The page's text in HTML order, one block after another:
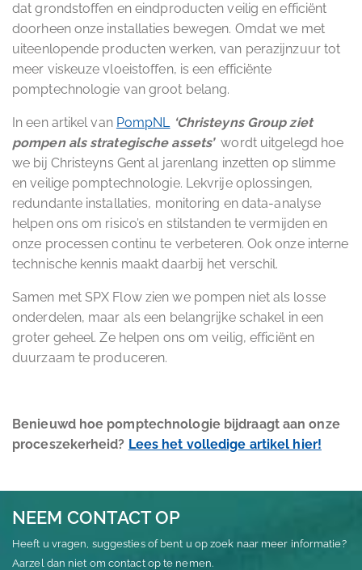
dat grondstoffen en eindproducten veilig en efficiënt
doorheen onze installaties bewegen. Omdat we met
uiteenlopende producten werken, van perazijnzuur tot
meer viskeuze vloeistoffen, is een efficiënte
pomptechnologie van groot belang.
In een artikel van PompNL ‘Christeyns Group ziet
pompen als strategische assets’wordt uitgelegd hoe
we bij Christeyns Gent al jarenlang inzetten op slimme
en veilige pomptechnologie. Lekvrije oplossingen,
redundante installaties, monitoring en data-analyse
helpen ons om risico’s en stilstanden te vermijden en
onze processen continu te verbeteren. Ook onze interne
technische kennis maakt daarbij het verschil.
Samen met SPX Flow zien we pompen niet als losse
onderdelen, maar als een belangrijke schakel in een
groter geheel. Ze helpen ons om veilig, efficiënt en
duurzaam te produceren.
Benieuwd hoe pomptechnologie bijdraagt aan onze
proceszekerheid? Lees het volledige artikel hier!
NEEM CONTACT OP
Heeft u vragen, suggesties of bent u op zoek naar meer informatie?
Aarzel dan niet om contact op te nemen.